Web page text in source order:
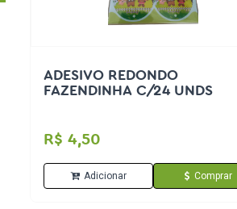
ADESIVO REDONDO
FAZENDINHA C/24 UNDS
R$ 4,50
Adicionar Comprar